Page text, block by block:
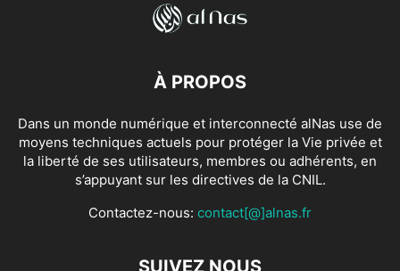
À PROPOS
Dans un monde numérique et interconnecté alNas use de
moyens techniques actuels pour protéger la Vie privée et
la liberté de ses utilisateurs, membres ou adhérents, en
s’appuyant sur les directives de la CNIL.
Contactez-nous: contact[@]alnas.fr
SUIVEZ NOUS